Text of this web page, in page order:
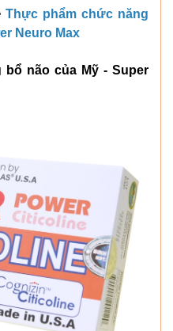
Thực phẩm chức năng
Neuro Max
não của Mỹ - Super